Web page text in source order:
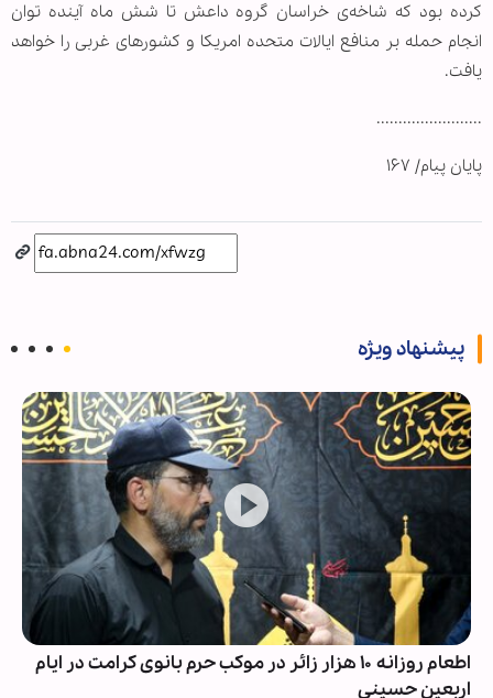
کرده بود که شاخه‌ی خراسان گروه داعش تا شش ماه آینده توان
انجام حمله بر منافع ایالات متحده امریکا و کشورهای غربی را خواهد
یافت.
........................
پایان پیام/ ۱۶۷
پیشنهاد ویژه
اطعام روزانه ۱۰ هزار زائر در موکب حرم بانوی کرامت در ایام
اربعین حسینی